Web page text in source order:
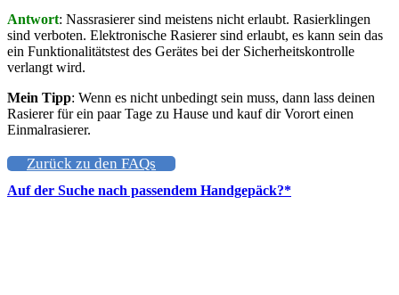
Antwort: Nassrasierer sind meistens nicht erlaubt. Rasierklingen
sind verboten. Elektronische Rasierer sind erlaubt, es kann sein das
ein Funktionalitätstest des Gerätes bei der Sicherheitskontrolle
verlangt wird.
Mein Tipp: Wenn es nicht unbedingt sein muss, dann lass deinen
Rasierer für ein paar Tage zu Hause und kauf dir Vorort einen
Einmalrasierer.
Zurück zu den FAQs
Auf der Suche nach passendem Handgepäck?*